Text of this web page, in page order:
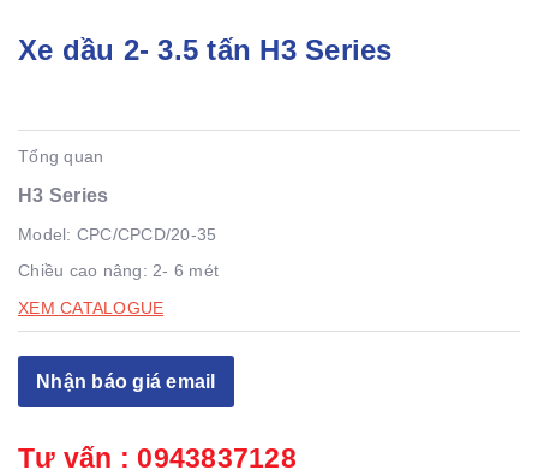
Xe dầu 2- 3.5 tấn H3 Series
Tổng quan
H3 Series
Model: CPC/CPCD/20-35
Chiều cao nâng: 2- 6 mét
XEM CATALOGUE
Nhận báo giá email
Tư vấn : 0943837128